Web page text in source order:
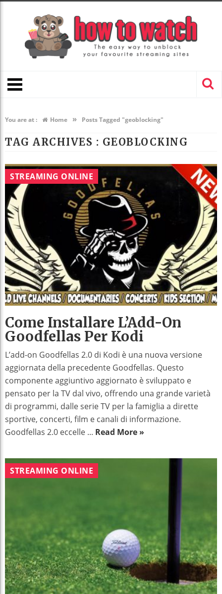
You are at : Home » Posts Tagged "geoblocking"
TAG ARCHIVES : GEOBLOCKING
STREAMING ONLINE
Come Installare L’Add-On
Goodfellas Per Kodi
L’add-on Goodfellas 2.0 di Kodi è una nuova versione
aggiornata della precedente Goodfellas. Questo
componente aggiuntivo aggiornato è sviluppato e
pensato per la TV dal vivo, offrendo una grande varietà
di programmi, dalle serie TV per la famiglia a dirette
sportive, concerti, film e canali di informazione.
Goodfellas 2.0 eccelle ... Read More »
STREAMING ONLINE